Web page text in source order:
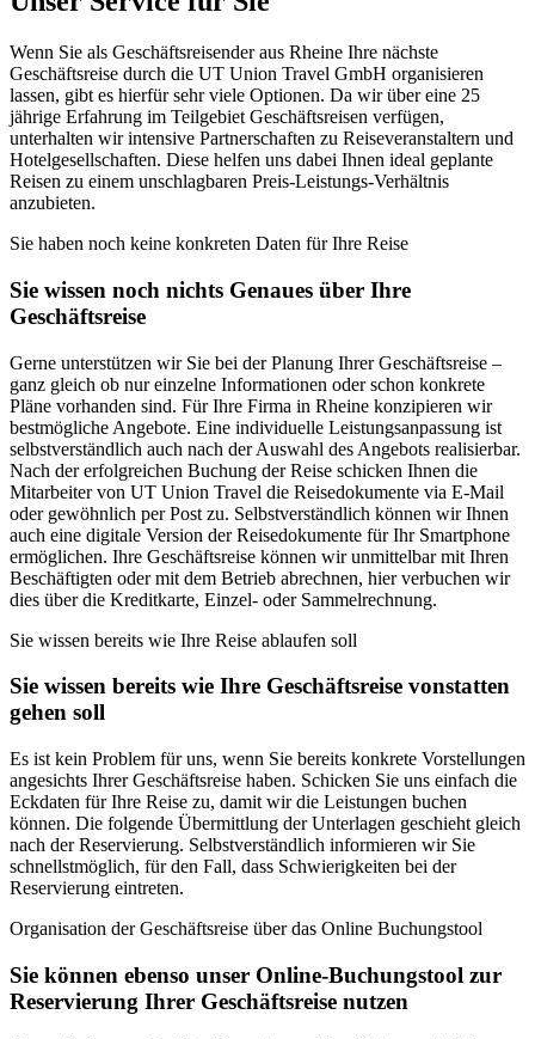
Wenn Sie als Geschäftsreisender aus Rheine Ihre nächste
Geschäftsreise durch die UT Union Travel GmbH organisieren
lassen, gibt es hierfür sehr viele Optionen. Da wir über eine 25
jährige Erfahrung im Teilgebiet Geschäftsreisen verfügen,
unterhalten wir intensive Partnerschaften zu Reiseveranstaltern und
Hotelgesellschaften. Diese helfen uns dabei Ihnen ideal geplante
Reisen zu einem unschlagbaren Preis-Leistungs-Verhältnis
anzubieten.
Sie haben noch keine konkreten Daten für Ihre Reise
Sie wissen noch nichts Genaues über Ihre
Geschäftsreise
Gerne unterstützen wir Sie bei der Planung Ihrer Geschäftsreise –
ganz gleich ob nur einzelne Informationen oder schon konkrete
Pläne vorhanden sind. Für Ihre Firma in Rheine konzipieren wir
bestmögliche Angebote. Eine individuelle Leistungsanpassung ist
selbstverständlich auch nach der Auswahl des Angebots realisierbar.
Nach der erfolgreichen Buchung der Reise schicken Ihnen die
Mitarbeiter von UT Union Travel die Reisedokumente via E-Mail
oder gewöhnlich per Post zu. Selbstverständlich können wir Ihnen
auch eine digitale Version der Reisedokumente für Ihr Smartphone
ermöglichen. Ihre Geschäftsreise können wir unmittelbar mit Ihren
Beschäftigten oder mit dem Betrieb abrechnen, hier verbuchen wir
dies über die Kreditkarte, Einzel- oder Sammelrechnung.
Sie wissen bereits wie Ihre Reise ablaufen soll
Sie wissen bereits wie Ihre Geschäftsreise vonstatten
gehen soll
Es ist kein Problem für uns, wenn Sie bereits konkrete Vorstellungen
angesichts Ihrer Geschäftsreise haben. Schicken Sie uns einfach die
Eckdaten für Ihre Reise zu, damit wir die Leistungen buchen
können. Die folgende Übermittlung der Unterlagen geschieht gleich
nach der Reservierung. Selbstverständlich informieren wir Sie
schnellstmöglich, für den Fall, dass Schwierigkeiten bei der
Reservierung eintreten.
Organisation der Geschäftsreise über das Online Buchungstool
Sie können ebenso unser Online-Buchungstool zur
Reservierung Ihrer Geschäftsreise nutzen